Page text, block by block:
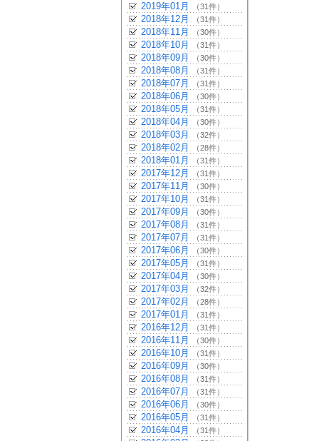
2019年01月 （31件）
2018年12月 （31件）
2018年11月 （30件）
2018年10月 （31件）
2018年09月 （30件）
2018年08月 （31件）
2018年07月 （31件）
2018年06月 （30件）
2018年05月 （31件）
2018年04月 （30件）
2018年03月 （32件）
2018年02月 （28件）
2018年01月 （31件）
2017年12月 （31件）
2017年11月 （30件）
2017年10月 （31件）
2017年09月 （30件）
2017年08月 （31件）
2017年07月 （31件）
2017年06月 （30件）
2017年05月 （31件）
2017年04月 （30件）
2017年03月 （32件）
2017年02月 （28件）
2017年01月 （31件）
2016年12月 （31件）
2016年11月 （30件）
2016年10月 （31件）
2016年09月 （30件）
2016年08月 （31件）
2016年07月 （31件）
2016年06月 （30件）
2016年05月 （31件）
2016年04月 （31件）